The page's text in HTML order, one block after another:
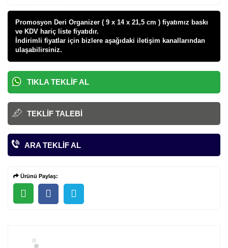
Promosyon Deri Organizer ( 9 x 14 x 21,5 cm ) fiyatımız baskı
ve KDV hariç liste fiyatıdır.
İndirimli fiyatlar için bizlere aşağıdaki iletişim kanallarından
ulaşabilirsiniz.
TIKLA TEKLIF AL
TEKLIF TALEBI
ARA TEKLIF AL
Ürünü Paylaş: